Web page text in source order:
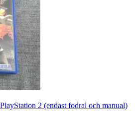
2 (endast fodral och manual)